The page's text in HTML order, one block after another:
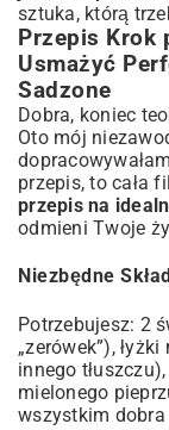
sztuka, którą
Przepis Krok
Usmażyć
Sadzone
Dobra, koniec
Oto mój
przepis, to cała
przepis na
odmieni Twoje
Niezbędne
Potrzebujesz: 2
„zerówek”),
innego
mielonego
wszystkim